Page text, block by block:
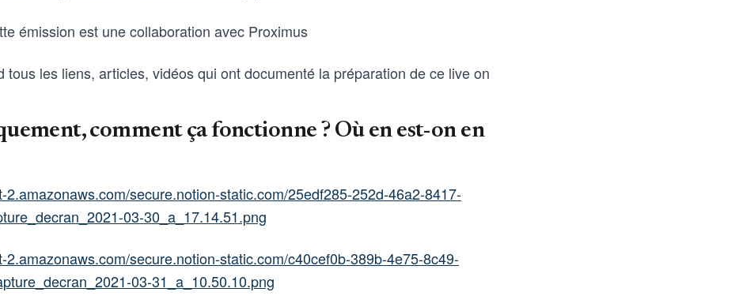
émission est une collaboration avec Proximus
tous les liens, articles, vidéos qui ont documenté la préparation de ce live on
comment ça fonctionne ? Où en est-on en
2.amazonaws.com/secure.notion-static.com/25edf285-252d-46a2-8417-
03-30_a_17.14.51.png
2.amazonaws.com/secure.notion-static.com/c40cef0b-389b-4e75-8c49-
03-31_a_10.50.10.png